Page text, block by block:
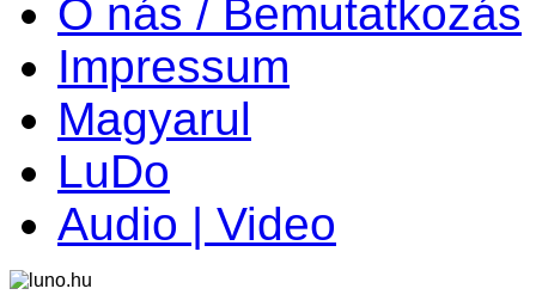
O nás / Bemutatkozás
Impressum
Magyarul
LuDo
Audio | Video